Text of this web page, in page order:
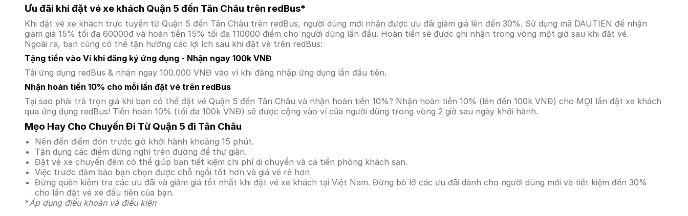
Ưu đãi khi đặt vé xe khách Quận 5 đến Tân Châu trên redBus*
Khi đặt vé xe khách trực tuyến từ Quận 5 đến Tân Châu trên redBus, người dùng mới nhận được ưu đãi giảm giá lên đến 30%. Sử dụng mã DAUTIEN để nhận
giảm giá 15% tối đa 60000đ và hoàn tiền 15% tối đa 110000 điểm cho người dùng lần đầu. Hoàn tiền sẽ được ghi nhận trong vòng một giờ sau khi đặt vé.
Ngoài ra, bạn cũng có thể tận hưởng các lợi ích sau khi đặt vé trên redBus:
Tặng tiền vào Ví khi đăng ký ứng dụng - Nhận ngay 100k VNĐ
Tải ứng dụng redBus & nhận ngay 100.000 VNĐ vào ví khi đăng nhập ứng dụng lần đầu tiên.
Nhận hoàn tiền 10% cho mỗi lần đặt vé trên redBus
Tại sao phải trả trọn giá khi bạn có thể đặt vé Quận 5 đến Tân Châu và nhận hoàn tiền 10%? Nhận hoàn tiền 10% (lên đến 100k VNĐ) cho MỌI lần đặt xe khách
qua ứng dụng redBus! Tiền hoàn 10% (tối đa 100k VNĐ) sẽ được cộng vào ví của người dùng trong vòng 2 giờ sau ngày khởi hành.
Mẹo Hay Cho Chuyến Đi Từ Quận 5 đi Tân Châu
Nên đến điểm đón trước giờ khởi hành khoảng 15 phút.
Tận dụng các điểm dừng nghỉ trên đường để thư giãn.
Đặt vé xe chuyến đêm có thể giúp bạn tiết kiệm chi phí di chuyển và cả tiền phòng khách sạn.
Việc trước đảm bảo bạn chọn được chỗ ngồi tốt hơn và giá vé rẻ hơn
Đừng quên kiểm tra các ưu đãi và giảm giá tốt nhất khi đặt vé xe khách tại Việt Nam. Đừng bỏ lỡ các ưu đãi dành cho người dùng mới và tiết kiệm đến 30%
cho lần đặt vé xe đầu tiên của bạn.
*Áp dụng điều khoản và điều kiện